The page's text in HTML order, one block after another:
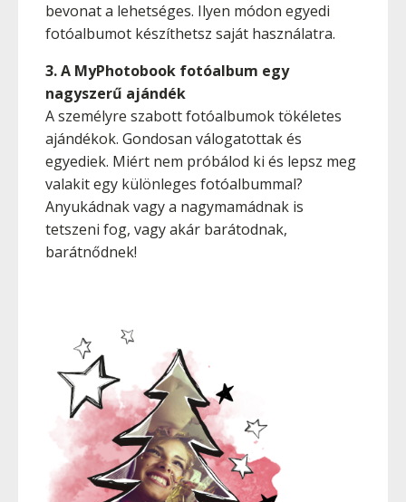
bevonat a lehetséges. Ilyen módon egyedi
fotóalbumot készíthetsz saját használatra.
3. A MyPhotobook fotóalbum egy
nagyszerű ajándék
A személyre szabott fotóalbumok tökéletes
ajándékok. Gondosan válogatottak és
egyediek. Miért nem próbálod ki és lepsz meg
valakit egy különleges fotóalbummal?
Anyukádnak vagy a nagymamádnak is
tetszeni fog, vagy akár barátodnak,
barátnődnek!